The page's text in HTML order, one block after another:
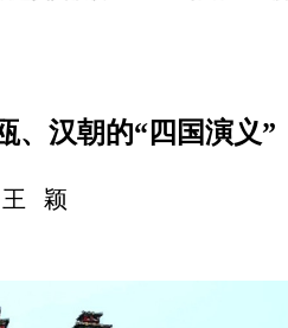
、汉朝的“四国演义”
王 颖